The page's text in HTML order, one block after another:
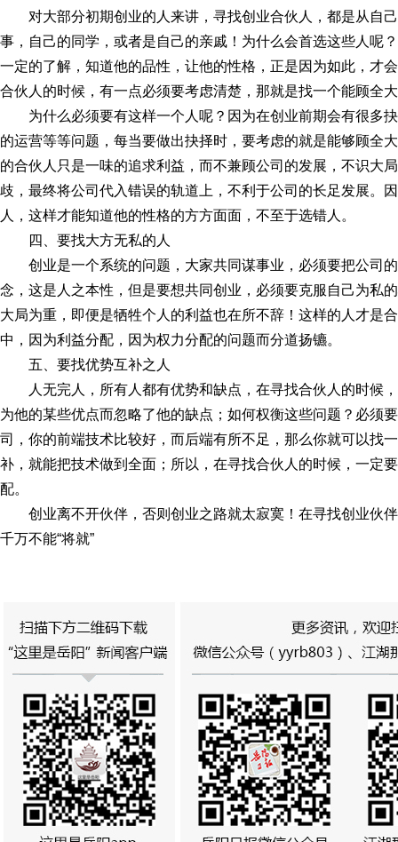
对大部分初期创业的人来讲，寻找创业合伙人，都是从自
事，自己的同学，或者是自己的亲戚！为什么会首选这些人呢
一定的了解，知道他的品性，让他的性格，正是因为如此，才
合伙人的时候，有一点必须要考虑清楚，那就是找一个能顾全
为什么必须要有这样一个人呢？因为在创业前期会有很多
的运营等等问题，每当要做出抉择时，要考虑的就是能够顾全
的合伙人只是一味的追求利益，而不兼顾公司的发展，不识大
歧，最终将公司代入错误的轨道上，不利于公司的长足发展。
人，这样才能知道他的性格的方方面面，不至于选错人。
四、要找大方无私的人
创业是一个系统的问题，大家共同谋事业，必须要把公司
念，这是人之本性，但是要想共同创业，必须要克服自己为私
大局为重，即便是牺牲个人的利益也在所不辞！这样的人才是
中，因为利益分配，因为权力分配的问题而分道扬镳。
五、要找优势互补之人
人无完人，所有人都有优势和缺点，在寻找合伙人的时候
为他的某些优点而忽略了他的缺点；如何权衡这些问题？必须
司，你的前端技术比较好，而后端有所不足，那么你就可以找
补，就能把技术做到全面；所以，在寻找合伙人的时候，一定
配。
创业离不开伙伴，否则创业之路就太寂寞！在寻找创业伙
千万不能“将就”